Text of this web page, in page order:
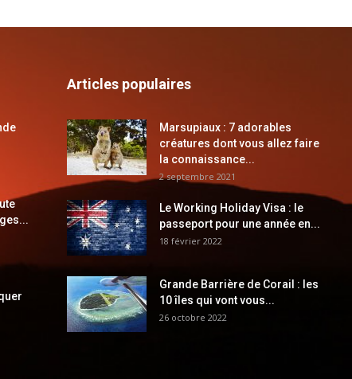
Articles populaires
Marsupiaux : 7 adorables
créatures dont vous allez faire
la connaissance...
2 septembre 2021
Le Working Holiday Visa : le
passeport pour une année en...
18 février 2022
Grande Barrière de Corail : les
10 îles qui vont vous...
26 octobre 2022